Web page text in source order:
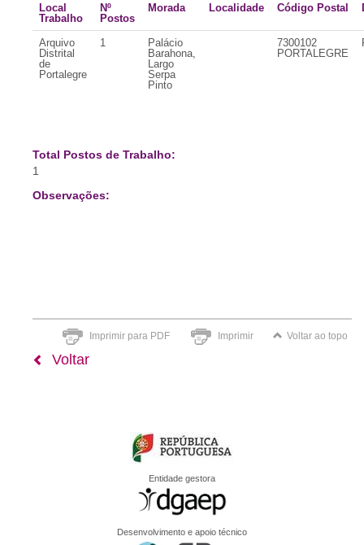
Local
Trabalho
Nº
Postos
Morada Localidade Código Postal
Arquivo
Distrital
de
Portalegre
1
Palácio
Barahona,
Largo
Serpa
Pinto
7300102
PORTALEGRE
Total Postos de Trabalho:
1
Observações:
Imprimir para PDF Imprimir Voltar ao topo
Voltar
Entidade gestora
Desenvolvimento e apoio técnico